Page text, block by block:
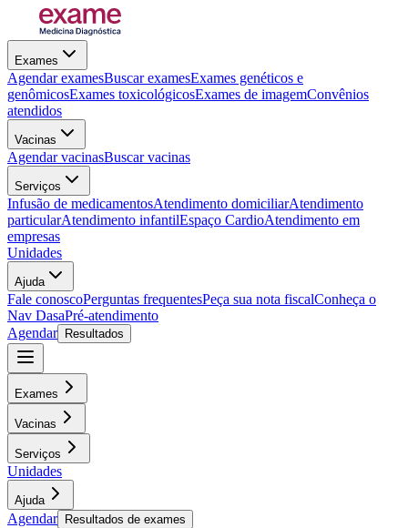
Exames
Agendar examesBuscar examesExames genéticos e
genômicosExames toxicológicosExames de imagemConvênios
atendidos
Vacinas
Agendar vacinasBuscar vacinas
Serviços
Infusão de medicamentosAtendimento domiciliarAtendimento
particularAtendimento infantilEspaço CardioAtendimento em
empresas
Unidades
Ajuda
Fale conoscoPerguntas frequentesPeça sua nota fiscalConheça o
Nav DasaPré-atendimento
Agendar
Resultados
Exames
Vacinas
Serviços
Unidades
Ajuda
Agendar Resultados de exames